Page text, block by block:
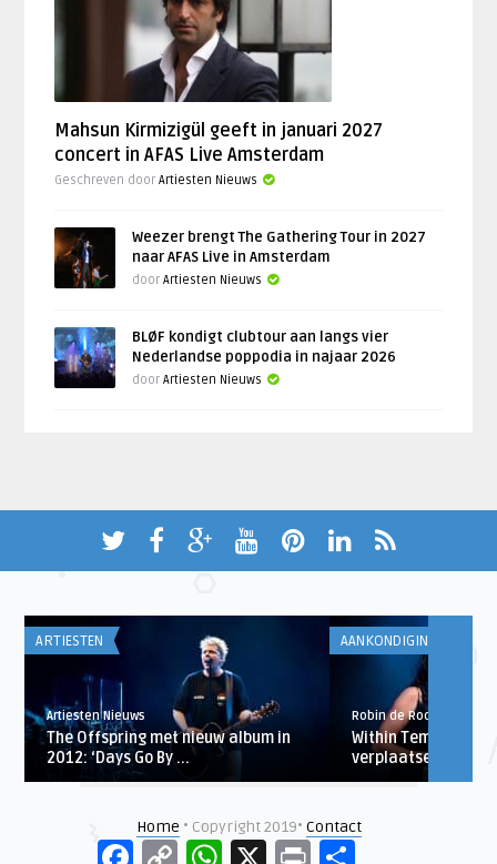
Mahsun Kirmizigül geeft in januari 2027
concert in AFAS Live Amsterdam
Geschreven doorArtiesten Nieuws
Weezer brengt The Gathering Tour in 2027
naar AFAS Live in Amsterdam
doorArtiesten Nieuws
BLØF kondigt clubtour aan langs vier
Nederlandse poppodia in najaar 2026
doorArtiesten Nieuws
ARTIESTEN
Artiesten Nieuws
The Offspring met nieuw album in
2012: ‘Days Go By ...
AANKONDIGINGEN
Robin de Roode
Within Temptation
verplaatsen Ziggo
Home • Copyright 2019• Contact
FacebookCopy
WhatsApp Print